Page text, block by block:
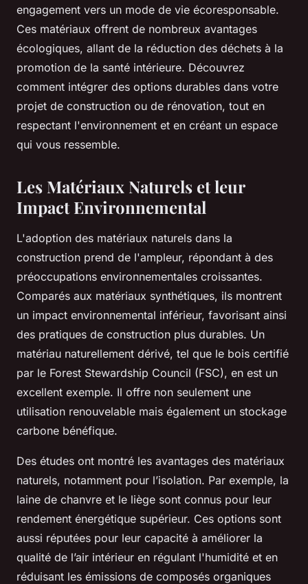
engagement vers un mode de vie écoresponsable.
Ces matériaux offrent de nombreux avantages
écologiques, allant de la réduction des déchets à la
promotion de la santé intérieure. Découvrez
comment intégrer des options durables dans votre
projet de construction ou de rénovation, tout en
respectant l'environnement et en créant un espace
qui vous ressemble.
Les Matériaux Naturels et leur
Impact Environnemental
L'adoption des matériaux naturels dans la
construction prend de l'ampleur, répondant à des
préoccupations environnementales croissantes.
Comparés aux matériaux synthétiques, ils montrent
un impact environnemental inférieur, favorisant ainsi
des pratiques de construction plus durables. Un
matériau naturellement dérivé, tel que le bois certifié
par le Forest Stewardship Council (FSC), en est un
excellent exemple. Il offre non seulement une
utilisation renouvelable mais également un stockage
carbone bénéfique.
Des études ont montré les avantages des matériaux
naturels, notamment pour l’isolation. Par exemple, la
laine de chanvre et le liège sont connus pour leur
rendement énergétique supérieur. Ces options sont
aussi réputées pour leur capacité à améliorer la
qualité de l’air intérieur en régulant l'humidité et en
réduisant les émissions de composés organiques